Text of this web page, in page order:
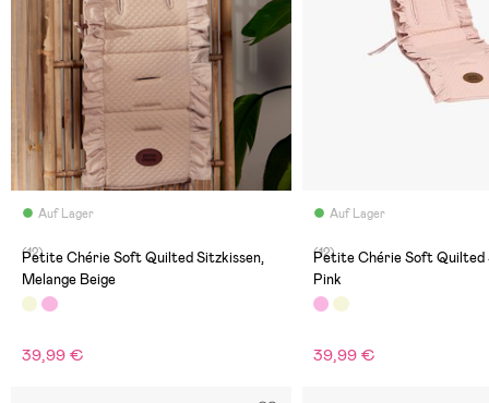
Auf Lager
(12)
Petite Chérie Soft Quilted Sitzkissen,
Melange Beige
39,99 €
Auf Lager
(12)
Petite Chérie Soft Quilted Sitzkissen,
Pink
39,99 €